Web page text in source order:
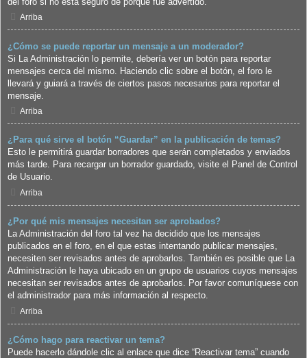
Arriba
¿Cómo se puede reportar un mensaje a un moderador?
Si La Administración lo permite, debería ver un botón para reportar
mensajes cerca del mismo. Haciendo clic sobre el botón, el foro le
llevará y guiará a través de ciertos pasos necesarios para reportar el
mensaje.
Arriba
¿Para qué sirve el botón “Guardar” en la publicación de temas?
Esto le permitirá guardar borradores que serán completados y enviados
más tarde. Para recargar un borrador guardado, visite el Panel de Control
de Usuario.
Arriba
¿Por qué mis mensajes necesitan ser aprobados?
La Administración del foro tal vez ha decidido que los mensajes
publicados en el foro, en el que estas intentando publicar mensajes,
necesiten ser revisados antes de aprobarlos. También es posible que La
Administración le haya ubicado en un grupo de usuarios cuyos mensajes
necesitan ser revisados antes de aprobarlos. Por favor comuníquese con
el administrador para más información al respecto.
Arriba
¿Cómo hago para reactivar un tema?
Puede hacerlo dándole clic al enlace que dice “Reactivar tema” cuando